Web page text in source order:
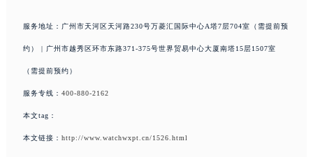
服务地址：广州市天河区天河路230号万菱汇国际中心A塔7层704室（需提前预
约） | 广州市越秀区环市东路371-375号世界贸易中心大厦南塔15层1507室
（需提前预约）
服务专线： 400-880-2162
本文tag：
本文链接： http://www.watchwxpt.cn/1526.html